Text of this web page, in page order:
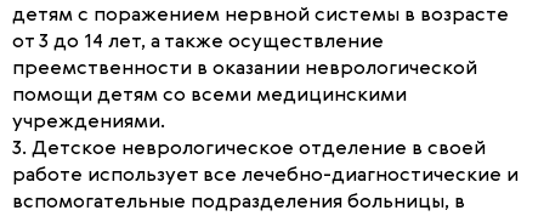
детям с поражением нервной системы в возрасте
от 3 до 14 лет, а также осуществление
преемственности в оказании неврологической
помощи детям со всеми медицинскими
учреждениями.
3. Детское неврологическое отделение в своей
работе использует все лечебно-диагностические и
вспомогательные подразделения больницы, в